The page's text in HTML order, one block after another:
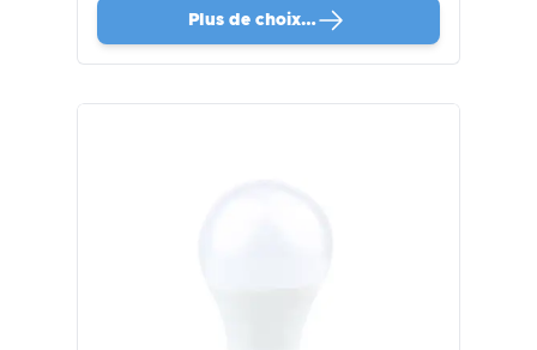
Plus de choix…